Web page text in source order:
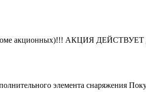
АКЦИЯ ДЕЙСТВУЕТ
элемента снаряжения